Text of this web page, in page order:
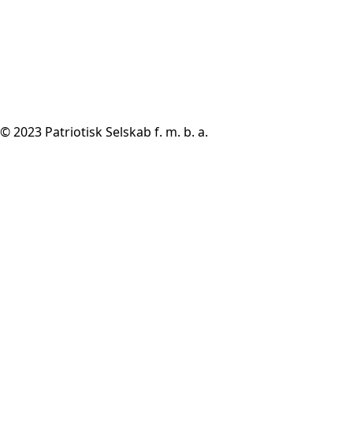
© 2023 Patriotisk Selskab f. m. b. a.